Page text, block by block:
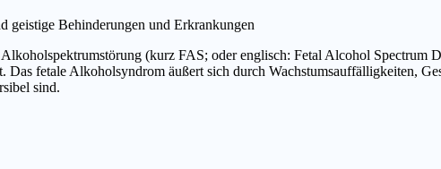
geistige Behinderungen und Erkrankungen
(kurz FAS; oder englisch: Fetal Alcohol
Das fetale Alkoholsyndrom äußert sich durch Wachstumsauffälligkeiten,
sind.